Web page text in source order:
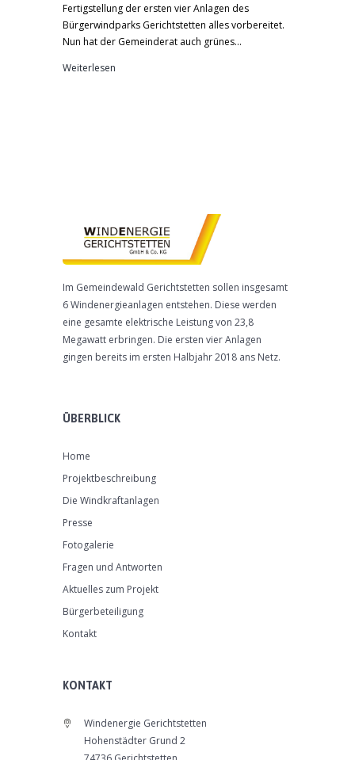
Fertigstellung der ersten vier Anlagen des
Bürgerwindparks Gerichtstetten alles vorbereitet.
Nun hat der Gemeinderat auch grünes...
Weiterlesen
Im Gemeindewald Gerichtstetten sollen insgesamt
6 Windenergieanlagen entstehen. Diese werden
eine gesamte elektrische Leistung von 23,8
Megawatt erbringen. Die ersten vier Anlagen
gingen bereits im ersten Halbjahr 2018 ans Netz.
ÜBERBLICK
Home
Projektbeschreibung
Die Windkraftanlagen
Presse
Fotogalerie
Fragen und Antworten
Aktuelles zum Projekt
Bürgerbeteiligung
Kontakt
KONTAKT
Windenergie Gerichtstetten
Hohenstädter Grund 2